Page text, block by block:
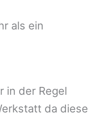
als ein
in der Regel
da diese